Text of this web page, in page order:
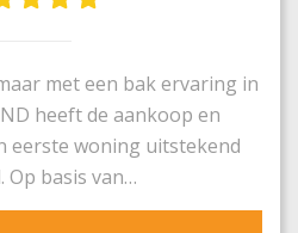
met een bak ervaring in
heeft de aankoop en
eerste woning uitstekend
Op basis van…